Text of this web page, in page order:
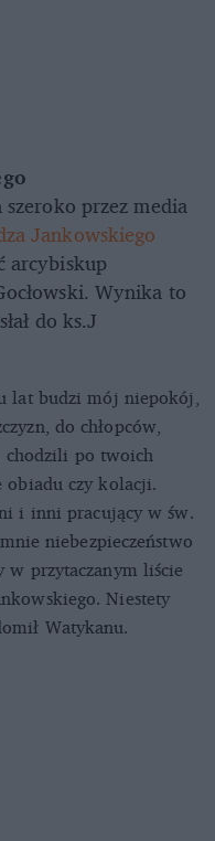
przez media
Jankowskiego
arcybiskup
Wynika to
do ks.J
lat budzi mój niepokój,
do chłopców,
chodzili po twoich
czy kolacji.
i inni pracujący w św.
niebezpieczeństwo
w przytaczanym liście
Niestety
Watykanu.